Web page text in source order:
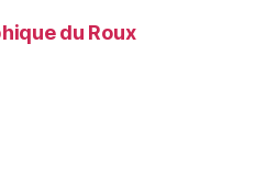
du Roux